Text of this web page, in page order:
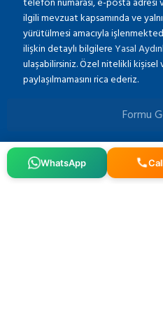
WhatsApp
ilgili mevzuat kapsamında ve
yürütülmesi amacıyla
ilişkin detaylı bilgilereYasal
ulaşabilirsiniz. Özel nitelikli kişisel
paylaşılmamasını rica ederiz.
Formu